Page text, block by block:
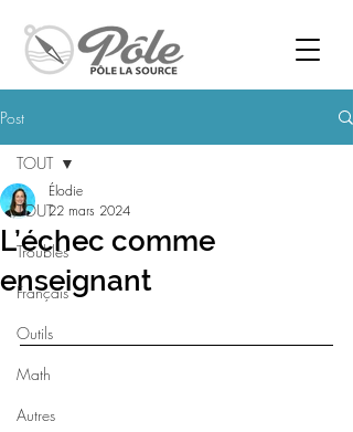
Post
TOUT
Troubles
Français
Outils
Math
Autres
TOUT
L’échec comme
enseignant
Élodie
22 mars 2024